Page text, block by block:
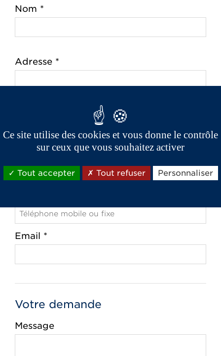
Nom *
Adresse *
Email *
Votre demande
Message
Ce site utilise des cookies et vous donne le contrôle
sur ceux que vous souhaitez activer
Tout accepter Tout refuser Personnaliser